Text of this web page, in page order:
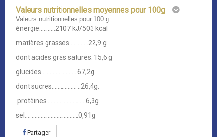
Valeurs nutritionnelles moyennes pour 100g
Valeurs nutritionnelles pour 100 g
énergie...........2107 kJ/503 kcal
matières grasses.............22,9 g
dont acides gras saturés..15,6 g
glucides.........................67,2g
dont sucres....................26,4g.
protéines...........................6,3g
sel.....................................0,91g
Partager